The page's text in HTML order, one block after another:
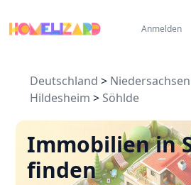
Anmelden
Deutschland > Niedersachsen
Hildesheim > Söhlde
Immobilien in
finden